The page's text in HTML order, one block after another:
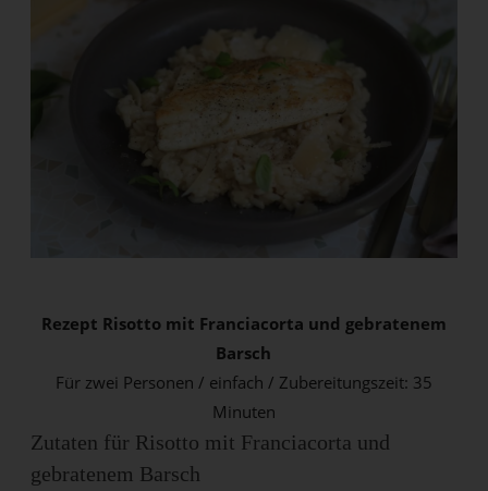
Rezept Risotto mit Franciacorta und gebratenem
Barsch
Für zwei Personen / einfach / Zubereitungszeit: 35
Minuten
Zutaten für Risotto mit Franciacorta und
gebratenem Barsch